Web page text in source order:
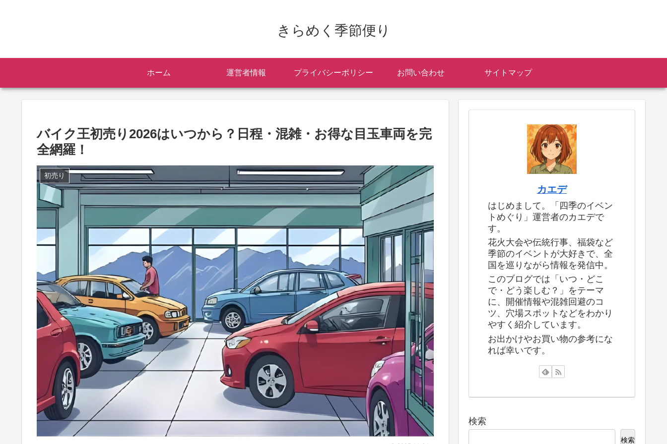
きらめく季節便り
ホーム 運営者情報 プライバシーポリシー お問い合わせ サイトマップ
バイク王初売り2026はいつから？日程・混雑・お得な目玉車両を完
全網羅！
初売り
カエデ
はじめまして。「四季のイベン
トめぐり」運営者のカエデで
す。
花火大会や伝統行事、福袋など
季節のイベントが大好きで、全
国を巡りながら情報を発信中。
このブログでは「いつ・どこ
で・どう楽しむ？」をテーマ
に、開催情報や混雑回避のコ
ツ、穴場スポットなどをわかり
やすく紹介しています。
お出かけやお買い物の参考にな
れば幸いです。
検索
検索